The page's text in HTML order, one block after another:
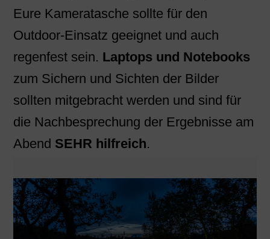
Eure Kameratasche sollte für den
Outdoor-Einsatz geeignet und auch
regenfest sein. Laptops und Notebooks
zum Sichern und Sichten der Bilder
sollten mitgebracht werden und sind für
die Nachbesprechung der Ergebnisse am
Abend SEHR hilfreich.